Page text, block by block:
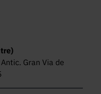
Gran Via de